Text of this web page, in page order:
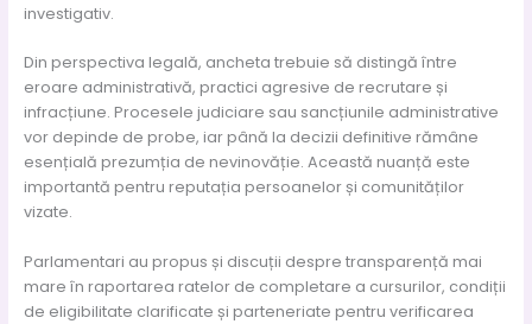
investigativ.
Din perspectiva legală, ancheta trebuie să distingă între
eroare administrativă, practici agresive de recrutare și
infracțiune. Procesele judiciare sau sancțiunile administrative
vor depinde de probe, iar până la decizii definitive rămâne
esențială prezumția de nevinovăție. Această nuanță este
importantă pentru reputația persoanelor și comunităților
vizate.
Parlamentari au propus și discuții despre transparență mai
mare în raportarea ratelor de completare a cursurilor, condiții
de eligibilitate clarificate și parteneriate pentru verificarea